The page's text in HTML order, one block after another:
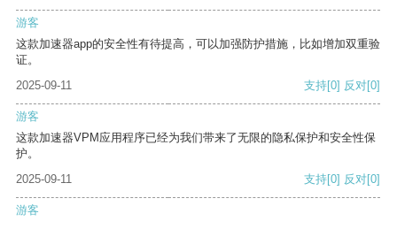
游客
这款加速器app的安全性有待提高，可以加强防护措施，比如增加双重验
证。
2025-09-11
支持[0] 反对[0]
游客
这款加速器VPM应用程序已经为我们带来了无限的隐私保护和安全性保
护。
2025-09-11
支持[0] 反对[0]
游客